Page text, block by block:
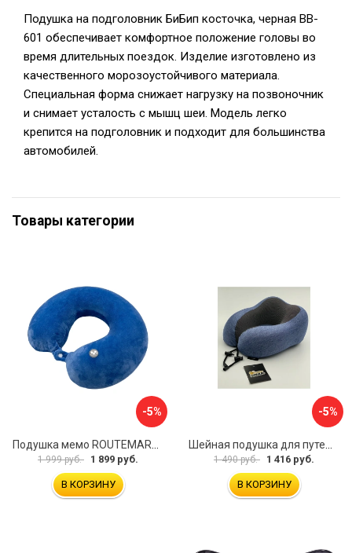
Подушка на подголовник БиБип косточка, черная BB-
601 обеспечивает комфортное положение головы во
время длительных поездок. Изделие изготовлено из
качественного морозоустойчивого материала.
Специальная форма снижает нагрузку на позвоночник
и снимает усталость с мышц шеи. Модель легко
крепится на подголовник и подходит для большинства
автомобилей.
Товары категории
-5%
1 999 руб. 1 899 руб.
В КОРЗИНУ
-5%
1 490 руб. 1 416 руб.
В КОРЗИНУ